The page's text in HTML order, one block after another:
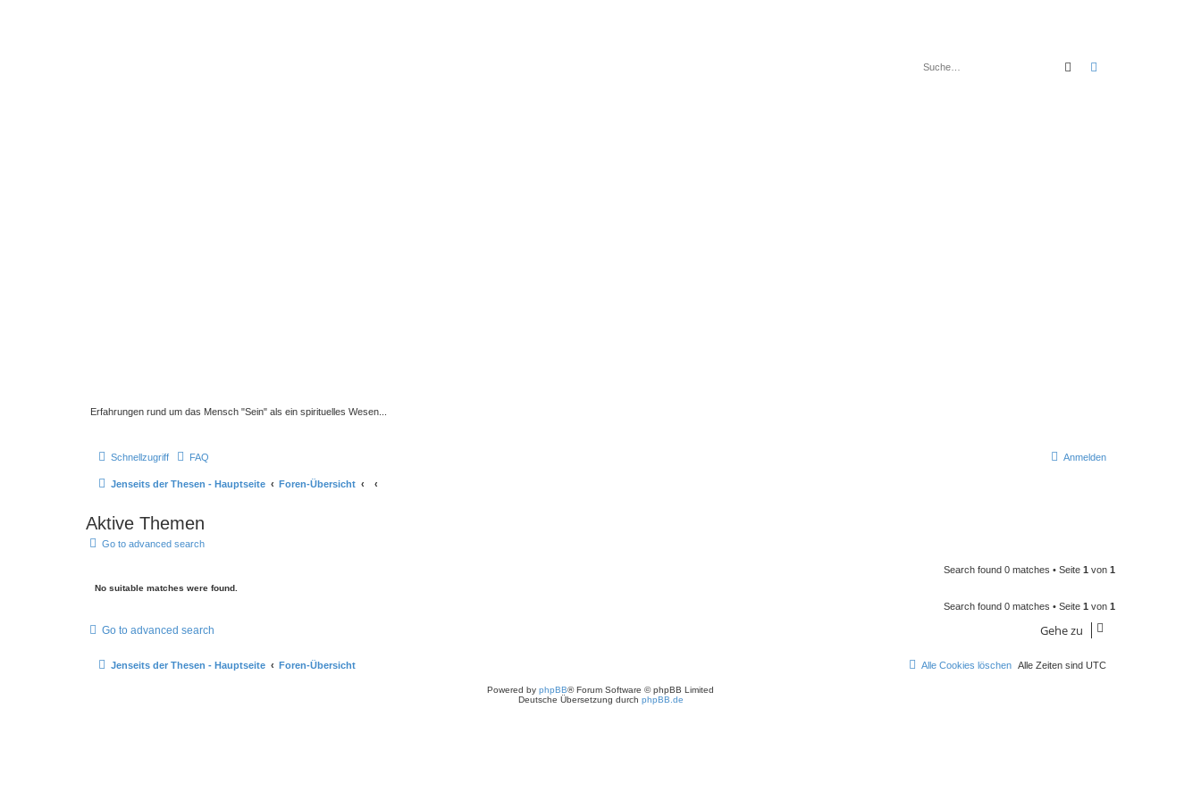
Erfahrungen rund um das Mensch "Sein" als ein spirituelles Wesen...
Suche
Schnellzugriff FAQ Anmelden
Jenseits der Thesen - Hauptseite Foren-Übersicht
Aktive Themen
Go to advanced search
Search found 0 matches • Seite 1 von 1
No suitable matches were found.
Search found 0 matches • Seite 1 von 1
Go to advanced search Gehe zu
Jenseits der Thesen - Hauptseite Foren-Übersicht Alle Zeiten sind UTC
Alle Cookies löschen
Powered by phpBB® Forum Software © phpBB Limited
Deutsche Übersetzung durch phpBB.de